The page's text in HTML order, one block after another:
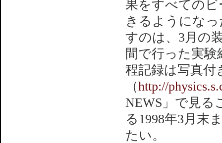
果をすべての
きるようにな
すのは、3月の
間で行った実
程記録は写真付
（http://
NEWS」で見る
る1998年3月末
たい。